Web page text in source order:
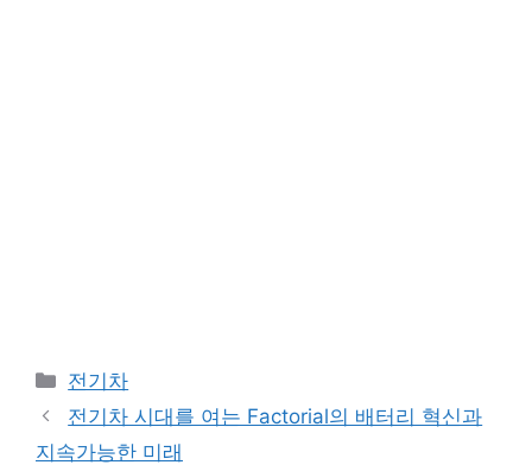
Categories
전기차
전기차 시대를 여는 Factorial의 배터리 혁신과
지속가능한 미래